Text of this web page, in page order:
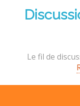
Le fil de